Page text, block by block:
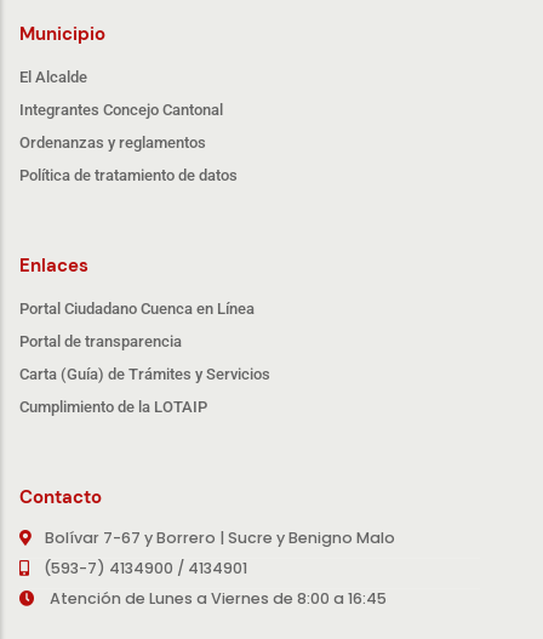
Municipio
El Alcalde
Integrantes Concejo Cantonal
Ordenanzas y reglamentos
Política de tratamiento de datos
Enlaces
Portal Ciudadano Cuenca en Línea
Portal de transparencia
Carta (Guía) de Trámites y Servicios
Cumplimiento de la LOTAIP
Contacto
Bolívar 7-67 y Borrero | Sucre y Benigno Malo
(593-7) 4134900 / 4134901
Atención de Lunes a Viernes de 8:00 a 16:45